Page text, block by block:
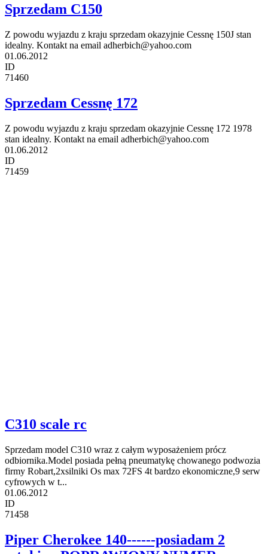
Sprzedam C150
Z powodu wyjazdu z kraju sprzedam okazyjnie Cessnę 150J stan
idealny. Kontakt na email adherbich@yahoo.com
01.06.2012
ID
71460
Sprzedam Cessnę 172
Z powodu wyjazdu z kraju sprzedam okazyjnie Cessnę 172 1978
stan idealny. Kontakt na email adherbich@yahoo.com
01.06.2012
ID
71459
C310 scale rc
Sprzedam model C310 wraz z całym wyposażeniem prócz
odbiornika.Model posiada pełną pneumatykę chowanego podwozia
firmy Robart,2xsilniki Os max 72FS 4t bardzo ekonomiczne,9 serw
cyfrowych w t...
01.06.2012
ID
71458
Piper Cherokee 140------posiadam 2